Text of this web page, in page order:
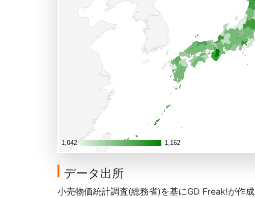
1,042
1,042 1,162
1,162
データ出所
小売物価統計調査(総務省)を基にGD Freak!が作成